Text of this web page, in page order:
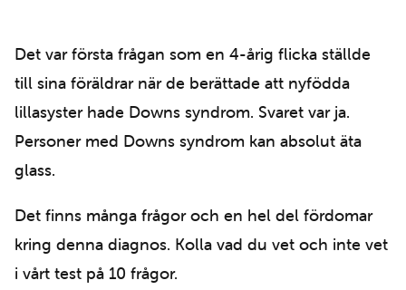
Det var första frågan som en 4-årig flicka ställde
till sina föräldrar när de berättade att nyfödda
lillasyster hade Downs syndrom. Svaret var ja.
Personer med Downs syndrom kan absolut äta
glass.
Det finns många frågor och en hel del fördomar
kring denna diagnos. Kolla vad du vet och inte vet
i vårt test på 10 frågor.